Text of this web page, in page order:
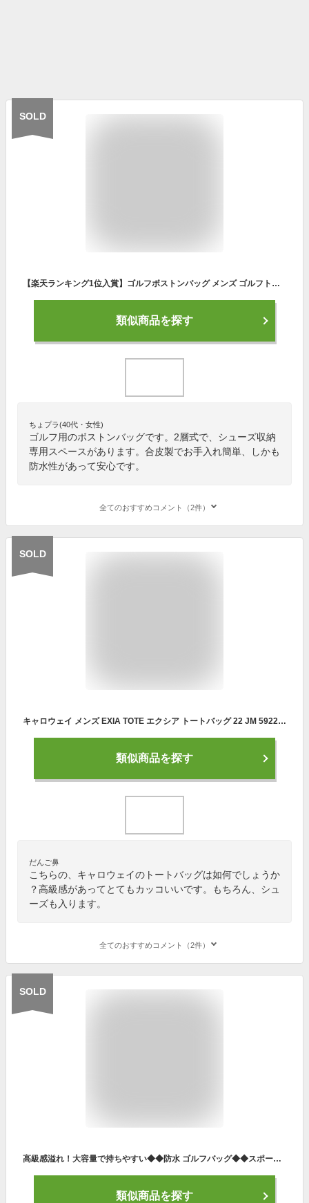
SOLD
【楽天ランキング1位入賞】ゴルフボストンバッグ メンズ ゴルフトートバッグ ゴルフバッグ シューズ収納 防水 合皮 2層式 軽量 おしゃれ 高級ショルダーストラップ付属(ネイビー)
類似商品を探す
ちょプラ(40代・女性)
ゴルフ用のボストンバッグです。2層式で、シューズ収納
専用スペースがあります。合皮製でお手入れ簡単、しかも
防水性があって安心です。
全てのおすすめコメント（2件）
SOLD
キャロウェイ メンズ EXIA TOTE エクシア トートバッグ 22 JM 5922053 ブラック [2022年モデル] [有賀園ゴルフ]
類似商品を探す
だんご鼻
こちらの、キャロウェイのトートバッグは如何でしょうか
？高級感があってとてもカッコいいです。もちろん、シュ
ーズも入ります。
全てのおすすめコメント（2件）
SOLD
高級感溢れ！大容量で持ちやすい◆◆防水 ゴルフバッグ◆◆スポーツ ボストンバッグ ゴルフ クラシック クラブ ボストン 靴入れ シューズバック トートバッグ メンズ レディース トート ナイロン ハンドバッグ ショルダーバッグ
類似商品を探す